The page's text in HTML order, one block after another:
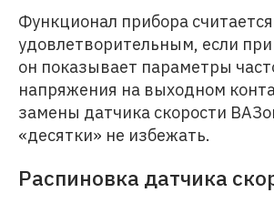
Функционал прибора считается
удовлетворительным, если
он показывает параметры
напряжения на выходном
замены датчика скорости
«десятки» не избежать.
Распиновка датчика